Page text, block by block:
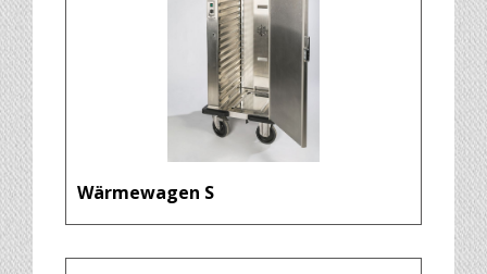
Wärmewagen S